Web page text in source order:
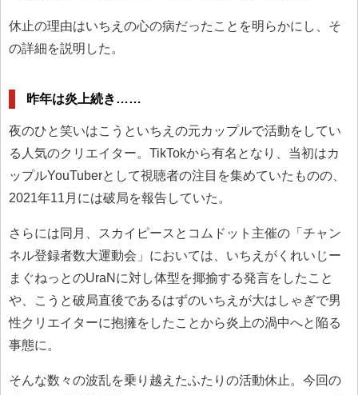
休止の理由はいちえの心の病だったことを明らかにし、そ
の詳細を説明した。
昨年は炎上続き……
夜のひと笑いはこうといちえの元カップルで活動をしてい
る人気のクリエイター。TikTokから有名となり、当初はカ
ップルYouTuberとして視聴者の注目を集めていたものの、
2021年11月には破局を報告していた。
さらには同月、スカイピースとコムドット主催の「チャン
ネル登録者数大運動会」においては、いちえがくれいじー
まぐねっとのUraNに対し体型を揶揄する発言をしたこと
や、こうと破局直後であるはずのいちえが大はしゃぎで男
性クリエイターに抱擁をしたことから炎上の渦中へと陥る
事態に。
そんな数々の波乱を乗り越えたふたりの活動休止。今回の